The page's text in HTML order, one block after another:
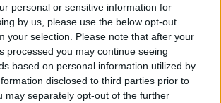
personal or sensitive information for
by us, please use the below opt-out
your selection. Please note that after your
processed you may continue seeing
based on personal information utilized by
disclosed to third parties prior to
may separately opt-out of the further
μέσα στα πρώτα
της έρευνας. Αυτό θα
πρωτοφανή κατανόηση
και της
των δομικών υλικών του